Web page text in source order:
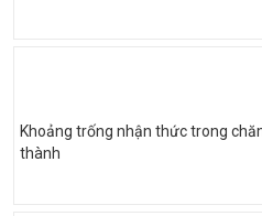
Khoảng trống nhận thức trong
thành